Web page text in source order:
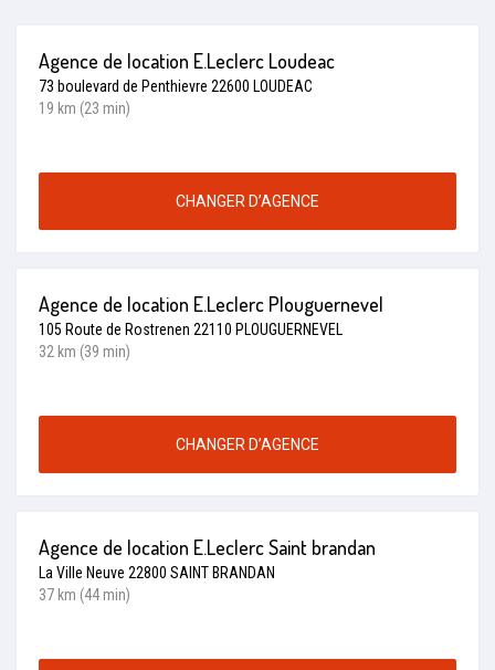
Agence de location E.Leclerc Loudeac
73 boulevard de Penthievre 22600 LOUDEAC
19 km (23 min)
CHANGER D’AGENCE
Agence de location E.Leclerc Plouguernevel
105 Route de Rostrenen 22110 PLOUGUERNEVEL
32 km (39 min)
CHANGER D’AGENCE
Agence de location E.Leclerc Saint brandan
La Ville Neuve 22800 SAINT BRANDAN
37 km (44 min)